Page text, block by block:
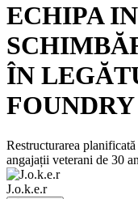
ECHIPA
ÎN
FOUNDRY
Restructurarea
angajații veterani de 30
J.o.k.e.r